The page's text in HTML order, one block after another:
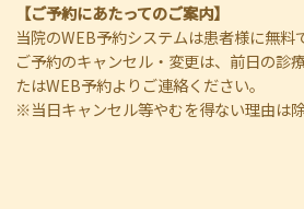
【ご予約にあたってのご案内】
当院のWEB予約システムは患者様に無料
ご予約のキャンセル・変更は、前日の診
たはWEB予約よりご連絡ください。
※当日キャンセル等やむを得ない理由は